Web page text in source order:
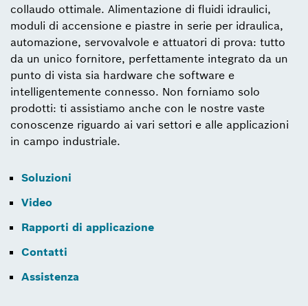
collaudo ottimale. Alimentazione di fluidi idraulici,
moduli di accensione e piastre in serie per idraulica,
automazione, servovalvole e attuatori di prova: tutto
da un unico fornitore, perfettamente integrato da un
punto di vista sia hardware che software e
intelligentemente connesso. Non forniamo solo
prodotti: ti assistiamo anche con le nostre vaste
conoscenze riguardo ai vari settori e alle applicazioni
in campo industriale.
Soluzioni
Video
Rapporti di applicazione
Contatti
Assistenza